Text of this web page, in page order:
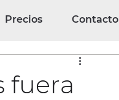
Precios Contacto
fuera